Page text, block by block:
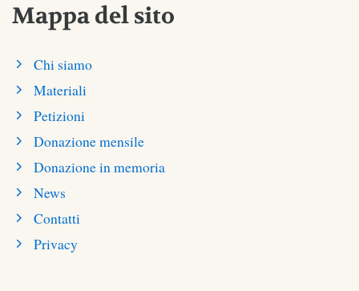
Mappa del sito
Chi siamo
Materiali
Petizioni
Donazione mensile
Donazione in memoria
News
Contatti
Privacy